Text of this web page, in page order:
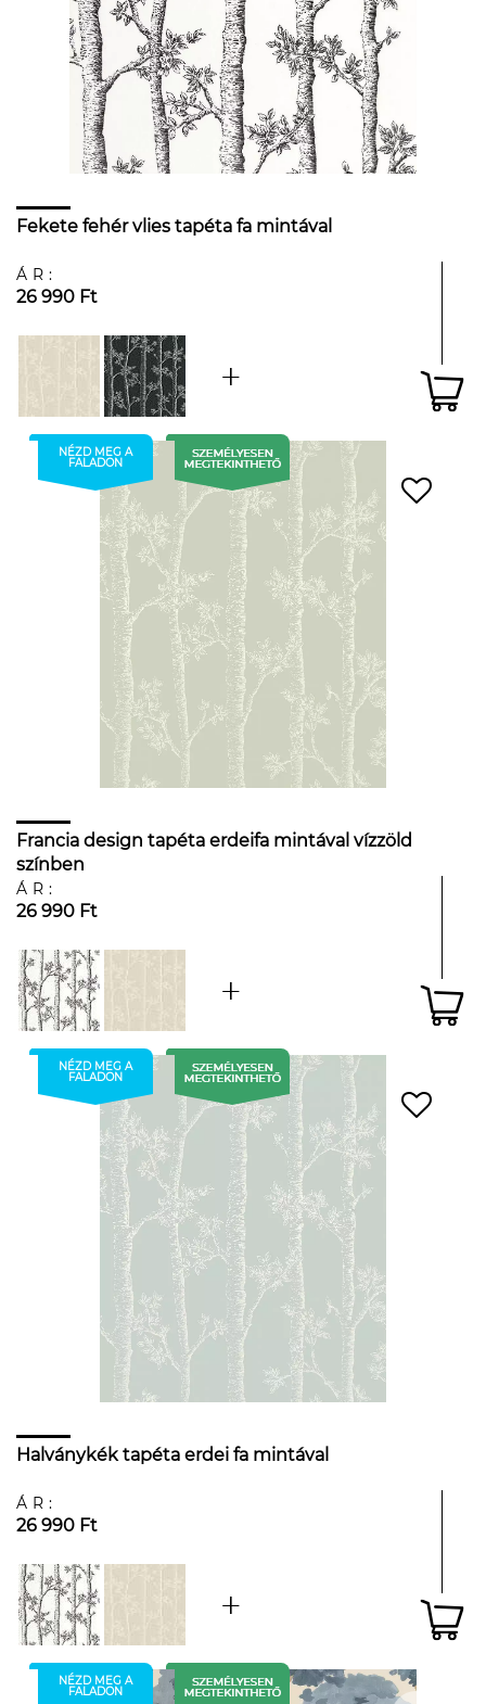
Fekete fehér vlies tapéta fa mintával
ÁR:
26 990 Ft
NÉZD MEG A
FALADON
Francia design tapéta erdeifa mintával vízzöld
színben
ÁR:
26 990 Ft
NÉZD MEG A
FALADON
Halványkék tapéta erdei fa mintával
ÁR:
26 990 Ft
NÉZD MEG A
FALADON